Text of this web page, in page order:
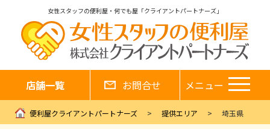
女性スタッフの便利屋・何でも屋「クライアントパートナーズ」
店舗一覧 お問合せ メニュー
便利屋クライアントパートナーズ 提供エリア 埼玉県